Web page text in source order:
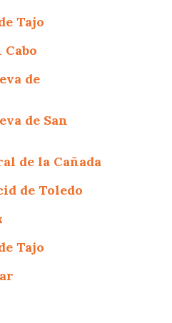
Tajo
Cabo
de
de San
de la Cañada
de Toledo
Tajo